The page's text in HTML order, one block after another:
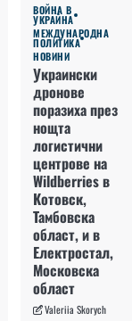
ВОЙНА В
УКРАЙНА
МЕЖДУНАРОДНА
ПОЛИТИКА
НОВИНИ
Украински
дронове
поразиха през
нощта
логистични
центрове на
Wildberries в
Котовск,
Тамбовска
област, и в
Електростал,
Московска
област
Valeriia Skorych